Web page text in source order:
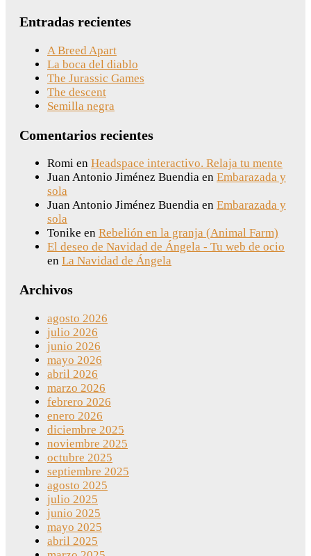
Entradas recientes
A Breed Apart
La boca del diablo
The Jurassic Games
The descent
Semilla negra
Comentarios recientes
Romi en Headspace interactivo. Relaja tu mente
Juan Antonio Jiménez Buendia en Embarazada y
sola
Juan Antonio Jiménez Buendia en Embarazada y
sola
Tonike en Rebelión en la granja (Animal Farm)
El deseo de Navidad de Ángela - Tu web de ocio
en La Navidad de Ángela
Archivos
agosto 2026
julio 2026
junio 2026
mayo 2026
abril 2026
marzo 2026
febrero 2026
enero 2026
diciembre 2025
noviembre 2025
octubre 2025
septiembre 2025
agosto 2025
julio 2025
junio 2025
mayo 2025
abril 2025